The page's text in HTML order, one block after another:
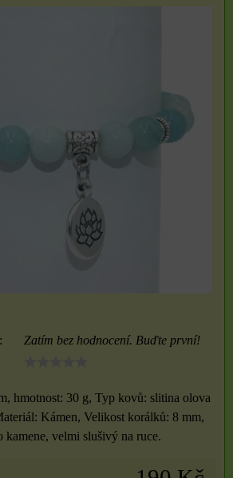
Zatím bez hodnocení. Buďte první!
hmotnost: 30 g, Typ kovů: slitina olova
Kámen, Velikost korálků: 8 mm,
kamene, velmi slušivý na ruce.